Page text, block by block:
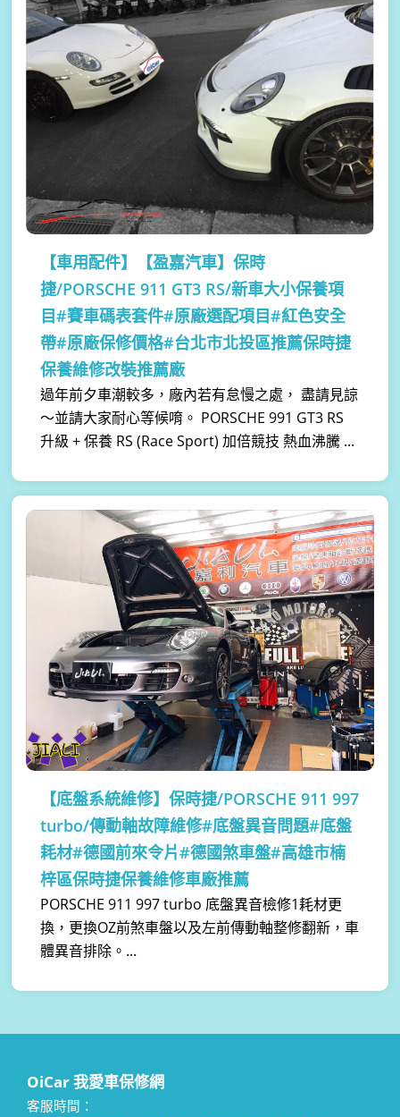
【車用配件】
【盈嘉汽車】保時
捷/PORSCHE 911 GT3 RS/新車大小保養項
目#賽車碼表套件#原廠選配項目#紅色安全
帶#原廠保修價格#台北市北投區推薦保時捷
保養維修改裝推薦廠
過年前夕車潮較多，廠內若有怠慢之處， 盡請見諒
～並請大家耐心等候唷。 PORSCHE 991 GT3 RS
升級 + 保養 RS (Race Sport) 加倍競技 熱血沸騰 ...
【底盤系統維修】保時捷/PORSCHE 911 997
turbo/傳動軸故障維修#底盤異音問題#底盤
耗材#德國前來令片#德國煞車盤#高雄市楠
梓區保時捷保養維修車廠推薦
PORSCHE 911 997 turbo 底盤異音檢修1耗材更
換，更換OZ前煞車盤以及左前傳動軸整修翻新，車
體異音排除。...
OiCar 我愛車保修網
客服時間：